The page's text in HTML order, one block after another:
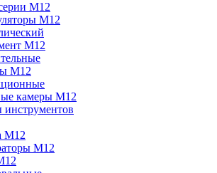
M12
M12
M12
M12
камеры M12
M12
M12